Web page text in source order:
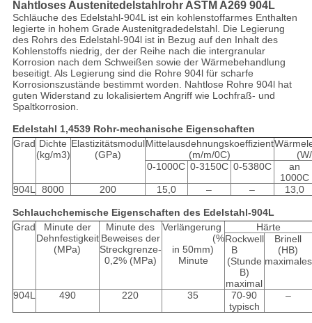
Nahtloses Austenitedelstahlrohr ASTM A269 904L
Schläuche des Edelstahl-904L ist ein kohlenstoffarmes Enthalten
legierte in hohem Grade Austenitgradedelstahl. Die Legierung
des Rohrs des Edelstahl-904l ist in Bezug auf den Inhalt des
Kohlenstoffs niedrig, der der Reihe nach die intergranular
Korrosion nach dem Schweißen sowie der Wärmebehandlung
beseitigt. Als Legierung sind die Rohre 904l für scharfe
Korrosionszustände bestimmt worden. Nahtlose Rohre 904l hat
guten Widerstand zu lokalisiertem Angriff wie Lochfraß- und
Spaltkorrosion.
Edelstahl 1,4539 Rohr-mechanische Eigenschaften
Grad Dichte
(kg/m3)
Elastizitätsmodul
(GPa)
Mittelausdehnungskoeffizient
(m/m/0C)
0-1000C 0-3150C 0-5380C
an
1000C
904L 8000 200 15,0 – – 13,0
Schlauchchemische Eigenschaften des Edelstahl-904L
Grad
Minute der
Dehnfestigkeit
(MPa)
Minute des
Beweises der
Streckgrenze-
0,2% (MPa)
Verlängerung
(%
in 50mm)
Minute
Härte
Rockwell
B
(Stunde
B)
maximal
Brinell
(HB)
maximales
904L 490 220 35
70-90
typisch
–